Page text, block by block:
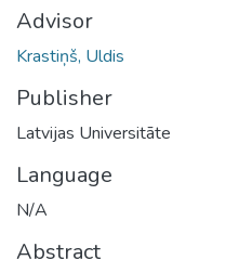
Advisor
Krastiņš, Uldis
Publisher
Latvijas Universitāte
Language
N/A
Abstract